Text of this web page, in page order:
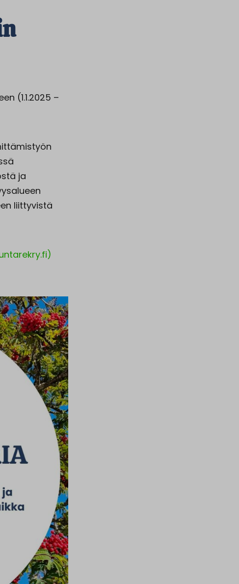
(1.1.2025 –
ja
liittyvistä